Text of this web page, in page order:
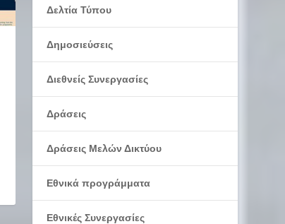
Δελτία Τύπου
Δημοσιεύσεις
Διεθνείς Συνεργασίες
Δράσεις
Δράσεις Μελών Δικτύου
Εθνικά προγράμματα
Εθνικές Συνεργασίες